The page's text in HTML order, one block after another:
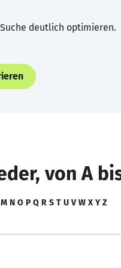
deutlich optimieren.
von A
M N O P Q R S T U V W X Y Z